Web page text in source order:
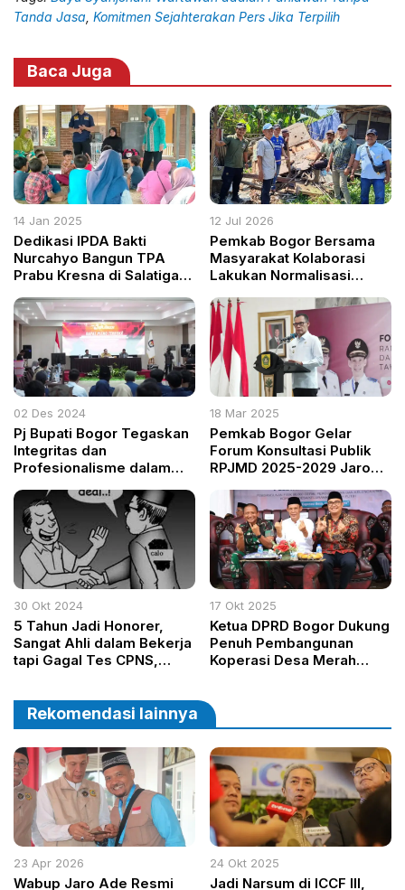
Tanda Jasa Komitmen Sejahterakan Pers Jika Terpilih
Baca Juga
14 Jan 2025
Dedikasi IPDA Bakti
Nurcahyo Bangun TPA
Prabu Kresna di Salatiga
Berkarakter
12 Jul 2026
Pemkab Bogor Bersama
Masyarakat Kolaborasi
Lakukan Normalisasi
02 Des 2024
Pj Bupati Bogor Tegaskan
Integritas dan
Profesionalisme dalam
Pilkada 2024
18 Mar 2025
Pemkab Bogor Gelar
Forum Konsultasi Publik
RPJMD 2025-2029 Jaro
Dibangun Sesuai
Kebutuhan Masyarakat
30 Okt 2024
5 Tahun Jadi Honorer,
Sangat Ahli dalam Bekerja
tapi Gagal Tes CPNS,
17 Okt 2025
Ketua DPRD Bogor Dukung
Penuh Pembangunan
Koperasi Desa Merah
Rekomendasi lainnya
23 Apr 2026
Wabup Jaro Ade Resmi
24 Okt 2025
Jadi Narsum di ICCF III,